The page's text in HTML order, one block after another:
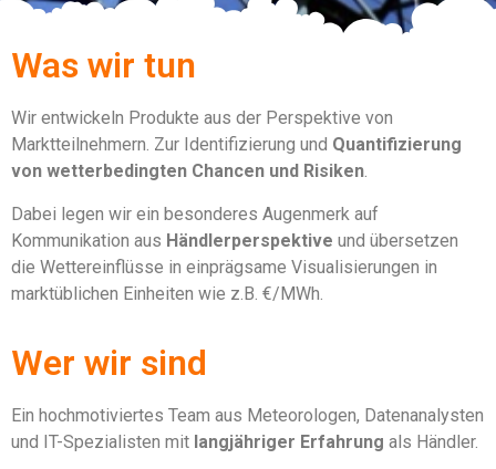
Was wir tun
Wir entwickeln Produkte aus der Perspektive von
Marktteilnehmern. Zur Identifizierung und Quantifizierung
von wetterbedingten Chancen und Risiken.
Dabei legen wir ein besonderes Augenmerk auf
Kommunikation aus Händlerperspektive und übersetzen
die Wettereinflüsse in einprägsame Visualisierungen in
marktüblichen Einheiten wie z.B. €/MWh.
Wer wir sind
Ein hochmotiviertes Team aus Meteorologen, Datenanalysten
und IT-Spezialisten mit langjähriger Erfahrung als Händler.